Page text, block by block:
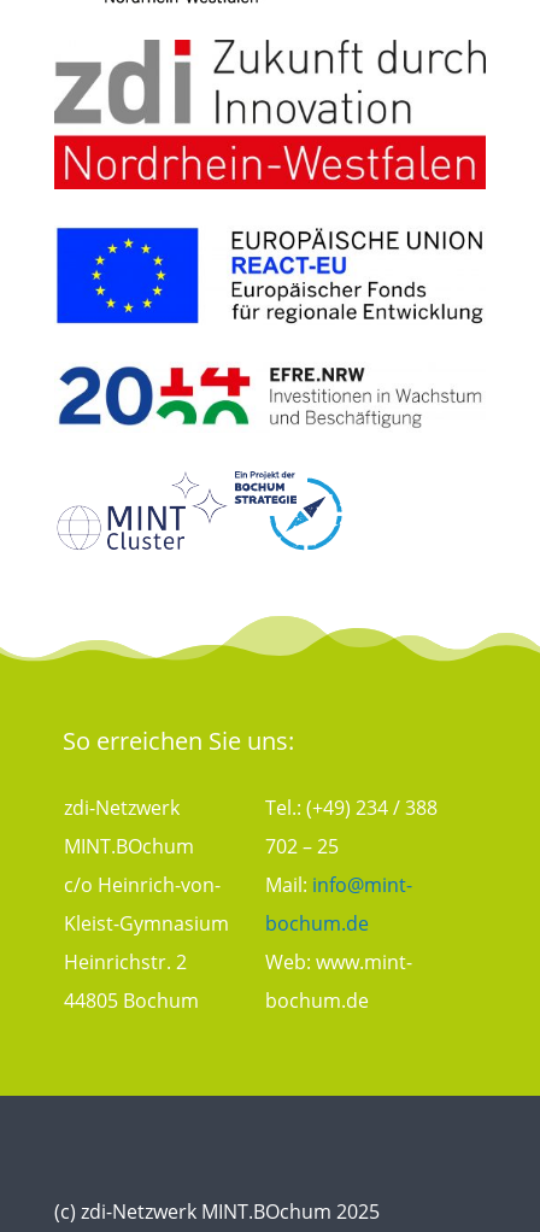
So erreichen Sie uns:
zdi-Netzwerk
MINT.BOchum
c/o Heinrich-von-
Kleist-Gymnasium
Heinrichstr. 2
44805 Bochum
Tel.: (+49) 234 / 388
702 – 25
Mail: info@mint-
bochum.de
Web: www.mint-
bochum.de
(c) zdi-Netzwerk MINT.BOchum 2025